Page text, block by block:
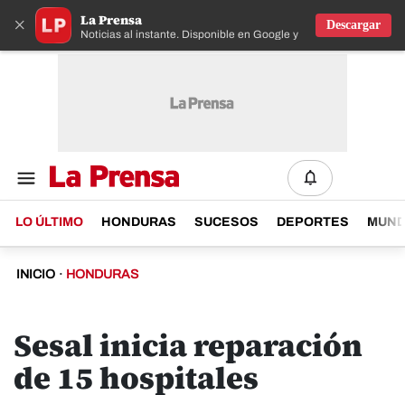
× La Prensa
Noticias al instante. Disponible en Google y IOS
Descargar
LO ÚLTIMO HONDURAS SUCESOS DEPORTES
INICIO · HONDURAS
Sesal inicia reparación
de 15 hospitales